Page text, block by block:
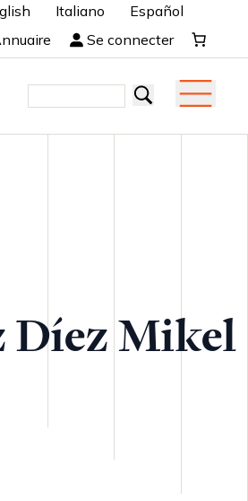
Italiano
Español
Se connecter
Mikel